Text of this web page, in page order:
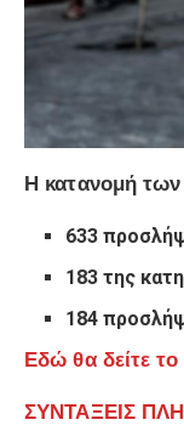
Η κατανομή
633
183 της
184
Εδώ θα δείτε
ΣΥΝΤΑΞΕΙΣ